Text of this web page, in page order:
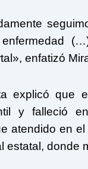
enfatizó
explicó que
y falleció
atendido en
estatal, donde